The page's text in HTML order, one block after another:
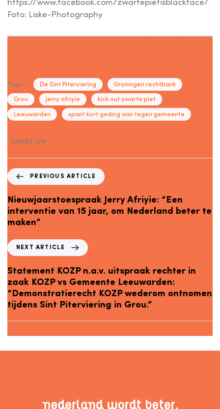
https://www.facebook.com/zwartepietisblackface/
Foto: Liske-Photography
Tags: De Sint Piterviering Groningen rechtbank
Grou jerry afriyie kick out zwarte piet
Leeuwarden spant kort geding aan tegen gemeente
SHARE ON
PREVIOUS ARTICLE
Nieuwjaarstoespraak Jerry Afriyie: “Een
interventie van 15 jaar, om Nederland beter te
maken”
NEXT ARTICLE
Statement KOZP n.a.v. uitspraak rechter in
zaak KOZP vs Gemeente Leeuwarden:
“Demonstratierecht KOZP wederom ontnomen
tijdens Sint Piterviering in Grou.”